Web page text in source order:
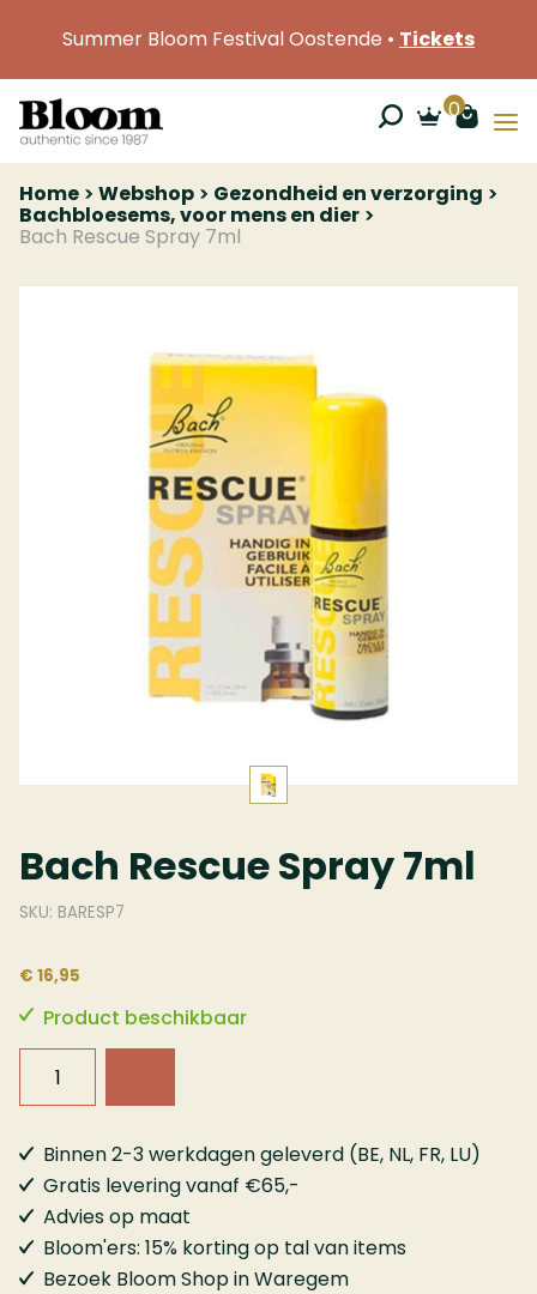
Summer Bloom Festival Oostende • Tickets
0
Home Webshop Gezondheid en verzorging
Bachbloesems , voor mens en dier
Bach Rescue Spray 7ml
Bach Rescue Spray 7ml
SKU: BARESP7
€ 16,95
Product beschikbaar
Binnen 2-3 werkdagen geleverd (BE, NL, FR, LU)
Gratis levering vanaf €65,-
Advies op maat
Bloom'ers: 15% korting op tal van items
Bezoek Bloom Shop in Waregem